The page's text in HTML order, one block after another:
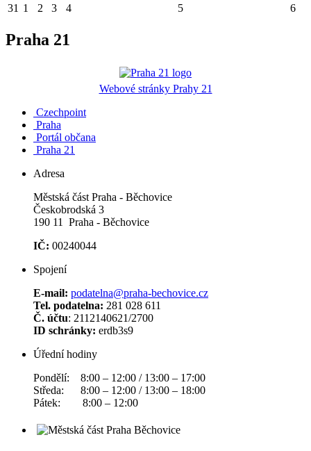
31 1 2 3 4 5 6
Praha 21
Webové stránky Prahy 21
Czechpoint
Praha
Portál občana
Praha 21
Adresa
Městská část Praha - Běchovice
Českobrodská 3
190 11 Praha - Běchovice
IČ: 00240044
Spojení
E-mail: podatelna@praha-bechovice.cz
Tel. podatelna: 281 028 611
Č. účtu: 2112140621/2700
ID schránky: erdb3s9
Úřední hodiny
Pondělí: 8:00 – 12:00 / 13:00 – 17:00
Středa: 8:00 – 12:00 / 13:00 – 18:00
Pátek: 8:00 – 12:00